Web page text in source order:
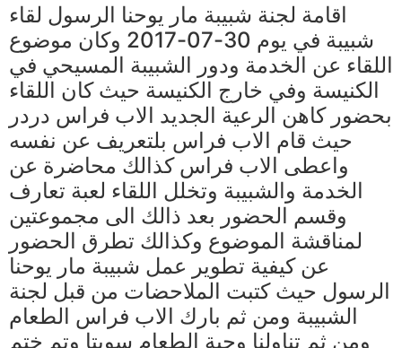
اقامة لجنة شبيبة مار يوحنا الرسول لقاء
شبيبة في يوم 30-07-2017 وكان موضوع
اللقاء عن الخدمة ودور الشبيبة المسيحي في
الكنيسة وفي خارج الكنيسة حيث كان اللقاء
بحضور كاهن الرعية الجديد الاب فراس دردر
حيث قام الاب فراس بلتعريف عن نفسه
واعطى الاب فراس كذالك محاضرة عن
الخدمة والشبيبة وتخلل اللقاء لعبة تعارف
وقسم الحضور بعد ذالك الى مجموعتين
لمناقشة الموضوع وكذالك تطرق الحضور
عن كيفية تطوير عمل شبيبة مار يوحنا
الرسول حيث كتبت الملاحضات من قبل لجنة
الشبيبة ومن ثم بارك الاب فراس الطعام
ومن ثم تناولنا وجبة الطعام سويتا وتم ختم